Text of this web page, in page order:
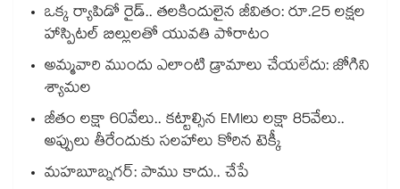
ఒక్క ర్యాపిడో రైడ్.. తలకిందులైన జీవితం: రూ.25 లక్షల
హాస్పిటల్ బిల్లులతో యువతి పోరాటం
అమ్మవారి ముందు ఎలాంటి డ్రామాలు చేయలేదు: జోగిని
శ్యామల
జీతం లక్షా 60వేలు.. కట్టాల్సిన EMIలు లక్షా 85వేలు..
అప్పులు తీరేందుకు సలహాలు కోరిన టెక్కీ
మహబూబ్నగర్: పాము కాదు.. చేపే